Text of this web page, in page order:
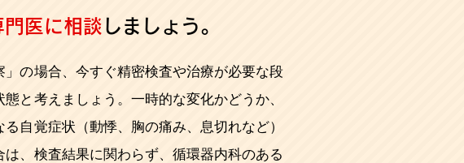
門医に相談 しましょう。
の場合、今すぐ精密検査や治療が必要な段
と考えましょう。一時的な変化かどうか、
自覚症状（動悸、胸の痛み、息切れなど）
、検査結果に関わらず、循環器内科のある